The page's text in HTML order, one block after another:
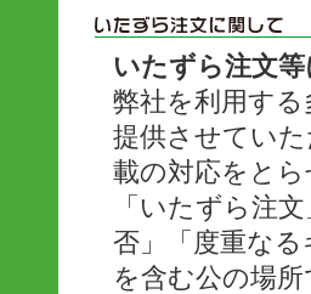
いたずら注文
弊社を利用す
提供させてい
載の対応をと
「いたずら注
否」「度重な
を含む公の場